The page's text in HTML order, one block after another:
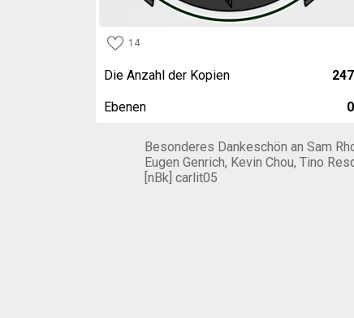
14
Die Anzahl der Kopien 247
Ebenen 0
Besonderes Dankeschön an Sam
Eugen Genrich, Kevin Chou, Tino
[nBk] carlit05